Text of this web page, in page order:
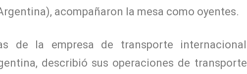
acompañaron la mesa como oyentes.
de la empresa de transporte internacional
describió sus operaciones de transporte